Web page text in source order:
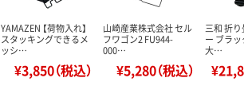
YAMAZEN 【荷物入れ】
スタッキングできるメ
ッシ…
¥3,850（税込）
山崎産業株式会社 セル
フワゴン2 FU944-
000…
¥5,280（税込）
三和 折
ー ブラッ
大…